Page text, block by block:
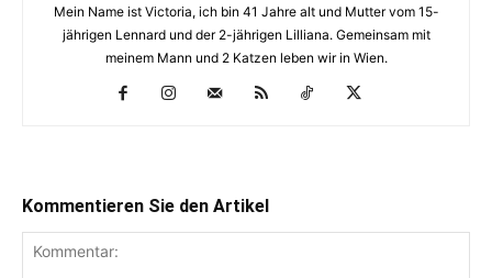
Mein Name ist Victoria, ich bin 41 Jahre alt und Mutter vom 15-
jährigen Lennard und der 2-jährigen Lilliana. Gemeinsam mit
meinem Mann und 2 Katzen leben wir in Wien.
Kommentieren Sie den Artikel